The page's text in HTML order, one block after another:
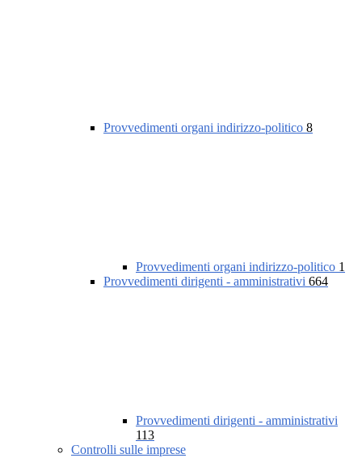
Provvedimenti organi indirizzo-politico 8
Provvedimenti organi indirizzo-politico 1
Provvedimenti dirigenti - amministrativi 664
Provvedimenti dirigenti - amministrativi
113
Controlli sulle imprese